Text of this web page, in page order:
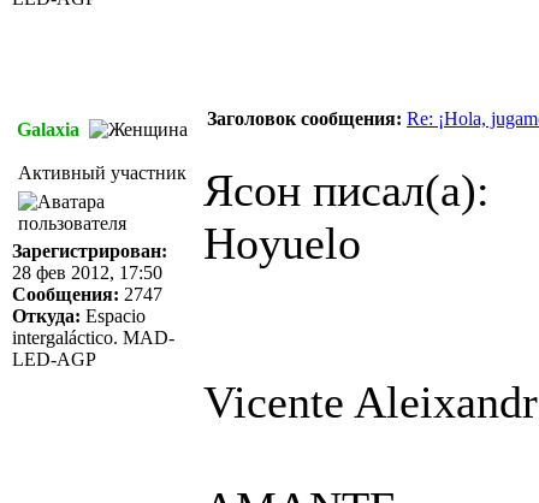
Galaxia
Заголовок сообщения: Re: ¡Hola,
Активный участник
Зарегистрирован:
28 фев 2012, 17:50
Сообщения: 2747
Откуда: Espacio
intergaláctico. MAD-
LED-AGP
Ясон писал(а):
Hoyuelo
Vicente